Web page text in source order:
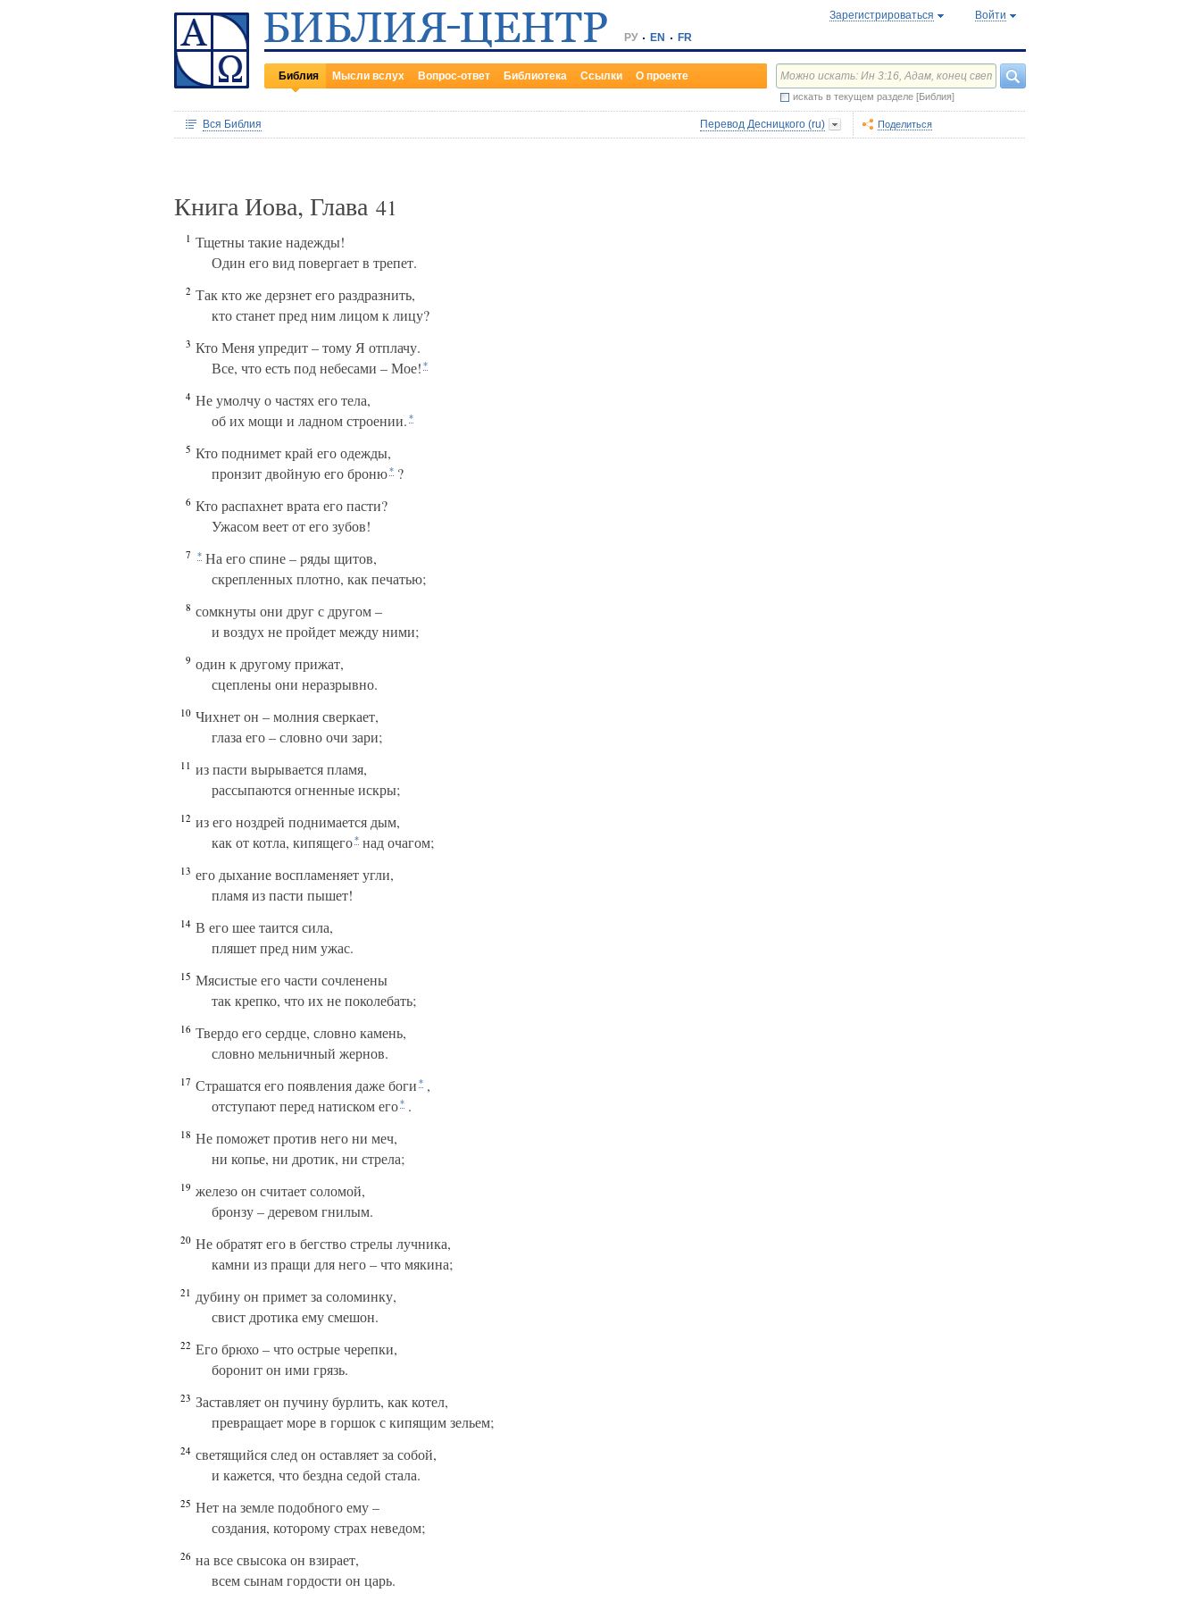
РУ EN FR
Зарегистрироваться Войти
Библия Мысли вслух Вопрос-ответ Библиотека Ссылки О проекте
искать в текущем разделе [Библия]
Вся Библия Перевод Десницкого (ru) Поделиться
Книга Иова, Глава 41
1 Тщетны такие надежды!
Один его вид повергает в трепет.
2 Так кто же дерзнет его раздразнить,
кто станет пред ним лицом к лицу?
3 Кто Меня упредит – тому Я отплачу.
Все, что есть под небесами – Мое! *
4 Не умолчу о частях его тела,
об их мощи и ладном строении. *
5 Кто поднимет край его одежды,
пронзит двойную его броню* ?
6 Кто распахнет врата его пасти?
Ужасом веет от его зубов!
7 * На его спине – ряды щитов,
скрепленных плотно, как печатью;
8 сомкнуты они друг с другом –
и воздух не пройдет между ними;
9 один к другому прижат,
сцеплены они неразрывно.
10 Чихнет он – молния сверкает,
глаза его – словно очи зари;
11 из пасти вырывается пламя,
рассыпаются огненные искры;
12 из его ноздрей поднимается дым,
как от котла, кипящего* над очагом;
13 его дыхание воспламеняет угли,
пламя из пасти пышет!
14 В его шее таится сила,
пляшет пред ним ужас.
15 Мясистые его части сочленены
так крепко, что их не поколебать;
16 Твердо его сердце, словно камень,
словно мельничный жернов.
17 Страшатся его появления даже боги * ,
отступают перед натиском его* .
18 Не поможет против него ни меч,
ни копье, ни дротик, ни стрела;
19 железо он считает соломой,
бронзу – деревом гнилым.
20 Не обратят его в бегство стрелы лучника,
камни из пращи для него – что мякина;
21 дубину он примет за соломинку,
свист дротика ему смешон.
22 Его брюхо – что острые черепки,
боронит он ими грязь.
23 Заставляет он пучину бурлить, как котел,
превращает море в горшок с кипящим зельем;
24 светящийся след он оставляет за собой,
и кажется, что бездна седой стала.
25 Нет на земле подобного ему –
создания, которому страх неведом;
26 на все свысока он взирает,
всем сынам гордости он царь.